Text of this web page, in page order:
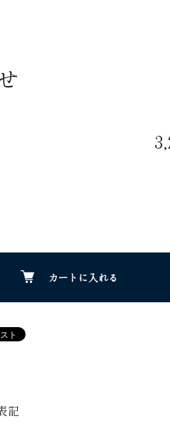
カートに入れる
記